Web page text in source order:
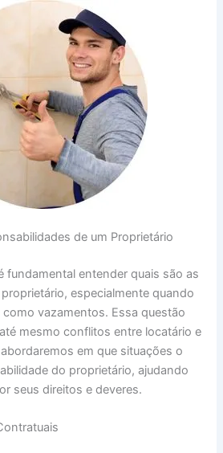
de um Proprietário
fundamental entender quais são as
especialmente quando
vazamentos. Essa questão
mesmo conflitos entre locatário e
em que situações o
do proprietário, ajudando
seus direitos e deveres.